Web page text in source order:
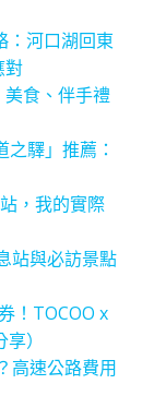
：河口湖回東
對
食、伴手禮
之驛」推薦：
，我的實際
站與必訪景點
！TOCOO x
）
高速公路費用